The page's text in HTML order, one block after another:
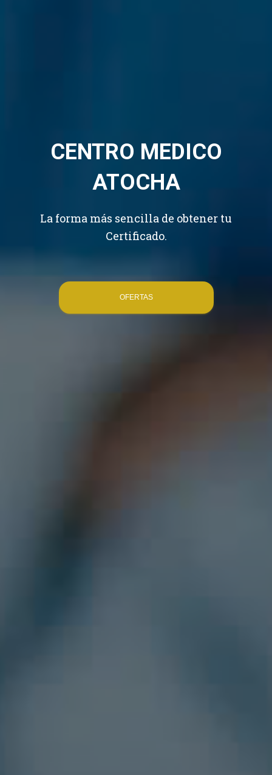
CENTRO MEDICO
ATOCHA
La forma más sencilla de obtener tu
Certificado.
OFERTAS